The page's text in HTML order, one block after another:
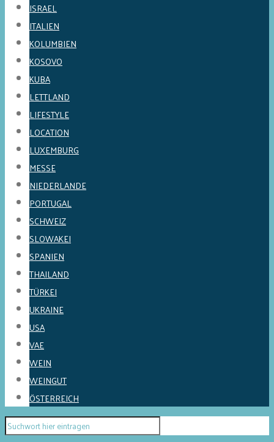
ISRAEL
ITALIEN
KOLUMBIEN
KOSOVO
KUBA
LETTLAND
LIFESTYLE
LOCATION
LUXEMBURG
MESSE
NIEDERLANDE
PORTUGAL
SCHWEIZ
SLOWAKEI
SPANIEN
THAILAND
TÜRKEI
UKRAINE
USA
VAE
WEIN
WEINGUT
ÖSTERREICH